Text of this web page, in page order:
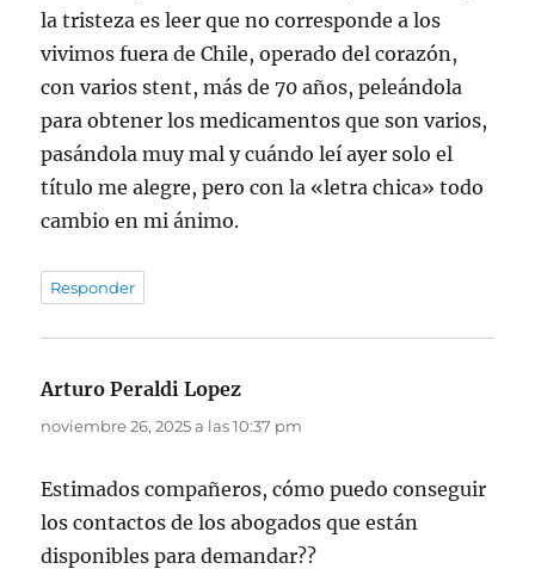
la tristeza es leer que no corresponde a los
vivimos fuera de Chile, operado del corazón,
con varios stent, más de 70 años, peleándola
para obtener los medicamentos que son varios,
pasándola muy mal y cuándo leí ayer solo el
título me alegre, pero con la «letra chica» todo
cambio en mi ánimo.
Responder
Arturo Peraldi Lopez
noviembre 26, 2025 a las 10:37 pm
Estimados compañeros, cómo puedo conseguir
los contactos de los abogados que están
disponibles para demandar??